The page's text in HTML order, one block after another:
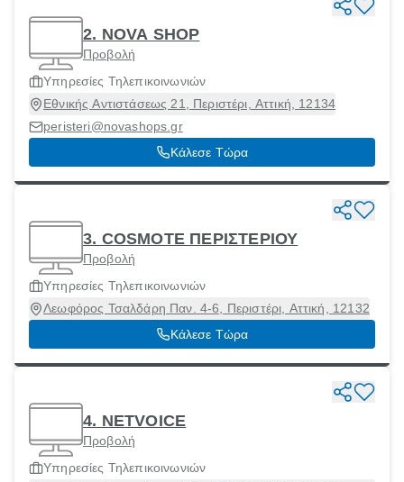
2. NOVA SHOP
Προβολή
Υπηρεσίες Τηλεπικοινωνιών
Εθνικής Αντιστάσεως 21, Περιστέρι, Αττική, 12134
peristeri@novashops.gr
Κάλεσε Τώρα
3. COSMOTE ΠΕΡΙΣΤΕΡΙΟΥ
Προβολή
Υπηρεσίες Τηλεπικοινωνιών
Λεωφόρος Τσαλδάρη Παν. 4-6, Περιστέρι, Αττική, 12132
Κάλεσε Τώρα
4. NETVOICE
Προβολή
Υπηρεσίες Τηλεπικοινωνιών